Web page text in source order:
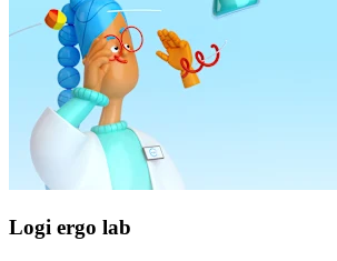
Logi ergo lab